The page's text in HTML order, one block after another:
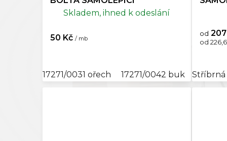
Skladem, ihned k odeslání
50 Kč / mb
17271/0031 ořech 17271/0042 buk 17271/
od
Měrná
od
Stříbrná